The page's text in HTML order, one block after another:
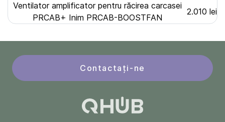
Ventilator amplificator pentru răcirea carcasei
PRCAB+ Inim PRCAB-BOOSTFAN
2.010 lei
Contactați-ne